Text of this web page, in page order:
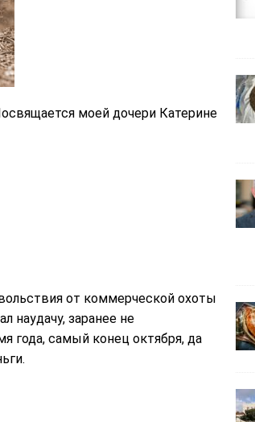
моей дочери Катерине
от коммерческой охоты
наудачу, заранее не
года, самый конец октября, да